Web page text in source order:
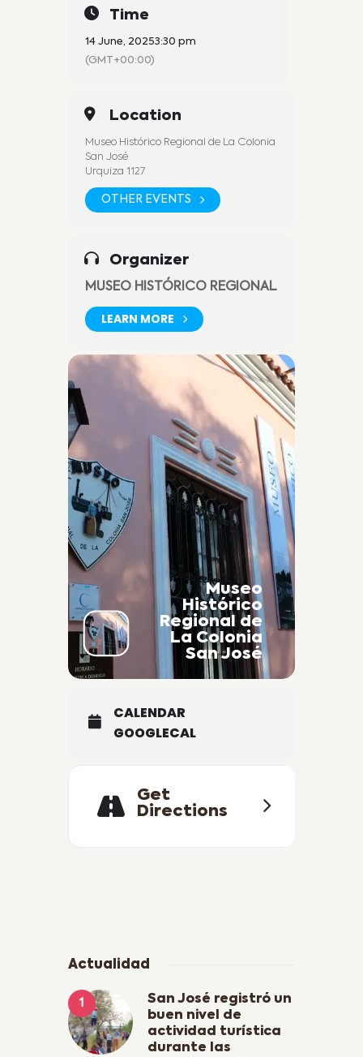
Time
14 June, 20253:30 pm
(GMT+00:00)
Location
Museo Histórico Regional de La Colonia
San José
Urquiza 1127
OTHER EVENTS
Organizer
MUSEO HISTÓRICO REGIONAL
LEARN MORE
Museo
Histórico
Regional de
La Colonia
San José
CALENDAR
GOOGLECAL
Get
Directions
Actualidad
San José registró un
buen nivel de
actividad turística
durante las